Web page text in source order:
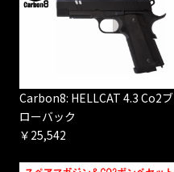
Carbon8: HELLCAT 4.3 Co2ブ
ローバック
￥25,542